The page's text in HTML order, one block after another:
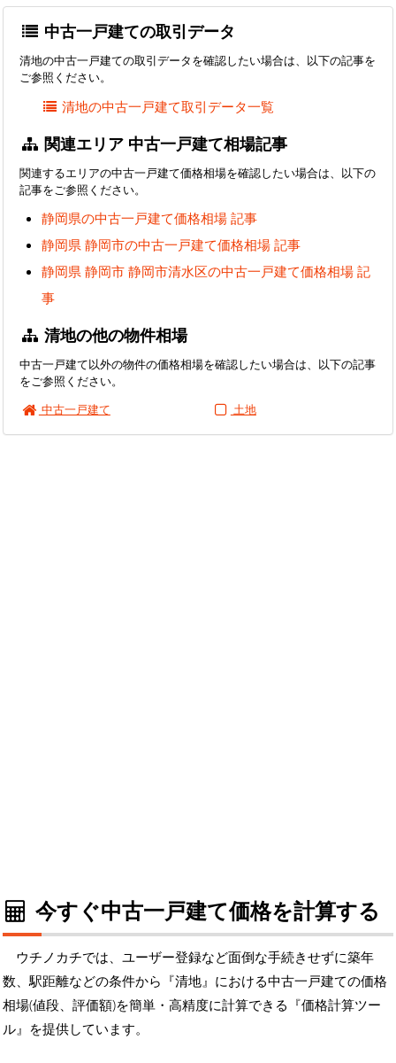
中古一戸建ての取引データ
清地の中古一戸建ての取引データを確認したい場合は、以下の記事を
ご参照ください。
清地の中古一戸建て取引データ一覧
関連エリア 中古一戸建て相場記事
関連するエリアの中古一戸建て価格相場を確認したい場合は、以下の
記事をご参照ください。
静岡県の中古一戸建て価格相場 記事
静岡県 静岡市の中古一戸建て価格相場 記事
静岡県 静岡市 静岡市清水区の中古一戸建て価格相場 記
事
清地の他の物件相場
中古一戸建て以外の物件の価格相場を確認したい場合は、以下の記事
をご参照ください。
中古一戸建て
土地
今すぐ中古一戸建て価格を計算する
ウチノカチでは、ユーザー登録など面倒な手続きせずに築年
数、駅距離などの条件から『清地』における中古一戸建ての価格
相場(値段、評価額)を簡単・高精度に計算できる『価格計算ツー
ル』を提供しています。